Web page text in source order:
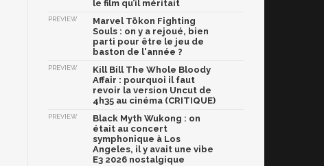
le film qu’il méritait
PREVIEW
Marvel Tōkon Fighting
Souls : on y a rejoué, bien
parti pour être le jeu de
baston de l'année ?
PREVIEW
Kill Bill The Whole Bloody
Affair : pourquoi il faut
revoir la version Uncut de
4h35 au cinéma (CRITIQUE)
PREVIEW
Black Myth Wukong : on
était au concert
symphonique à Los
Angeles, il y avait une vibe
E3 2026 nostalgique